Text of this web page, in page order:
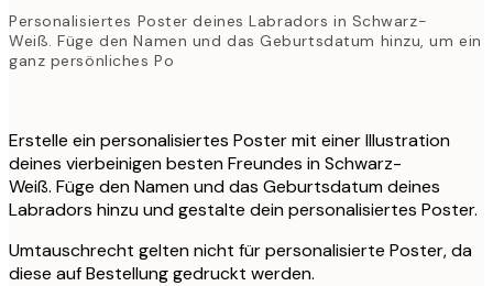
Personalisiertes Poster deines Labradors in Schwarz-
Weiß. Füge den Namen und das Geburtsdatum hinzu, um ein
ganz persönliches Po
Erstelle ein personalisiertes Poster mit einer Illustration
deines vierbeinigen besten Freundes in Schwarz-
Weiß. Füge den Namen und das Geburtsdatum deines
Labradors hinzu und gestalte dein personalisiertes Poster.
Umtauschrecht gelten nicht für personalisierte Poster, da
diese auf Bestellung gedruckt werden.